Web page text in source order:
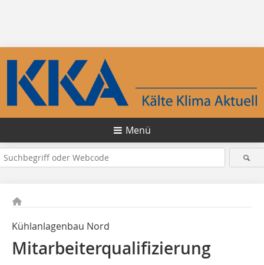
Menü
Kühlanlagenbau Nord
Mitarbeiterqualifizierung